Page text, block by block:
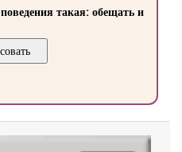
такая: обещать и